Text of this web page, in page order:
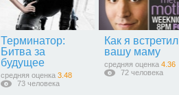
Терминатор:
Битва за
будущее
средняя оценка 3.48
73 человека
Как я встретил
вашу маму
средняя оценка 4.36
72 человека